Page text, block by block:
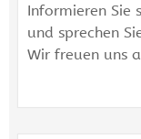
Informieren Sie
und sprechen
Wir freuen uns